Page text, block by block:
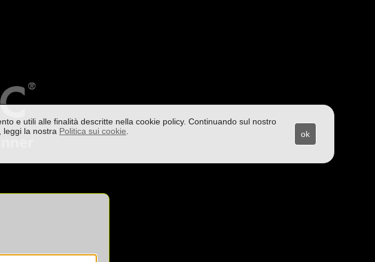
ok
e utili alle finalità descritte nella cookie policy. Continuando sul nostro
leggi la nostra Politica sui cookie.